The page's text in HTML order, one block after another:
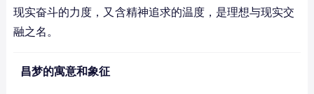
现实奋斗的力度，又含精神追求的温度，是理想与现实交
融之名。
昌梦的寓意和象征